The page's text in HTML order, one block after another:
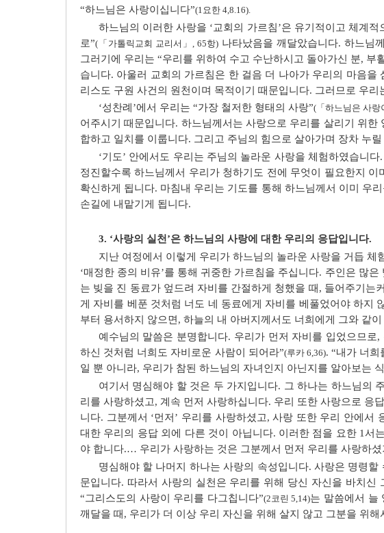
“하느님은 사랑이십니다”(1요한 4,8.16).
하느님의 이러한 사랑을 ‘교회의 가르침’은 유기적이고 체계
로”(「가톨릭교회 교리서」, 65항)나타났음을 깨달았습니다. 하느님
그러기에 우리는 “우리를 위하여 수고 수난하시고 돌아가신 분, 부
습니다. 아울러 교회의 가르침은 한 걸음 더 나아가 우리의 마음
리스도 구원 사건의 원천이며 목적이기 때문입니다. 그러므로 우
‘성찬례’에서 우리는 “가장 철저한 형태의 사랑”(「하느님은 사랑
어주시기 때문입니다. 하느님께서는 사랑으로 우리를 살리기 위
합하고 일치를 이룹니다. 그리고 주님의 힘으로 살아가며 장차 누
‘기도’ 안에서도 우리는 주님의 놀라운 사랑을 체험하였습니
정진할수록 하느님께서 우리가 청하기도 전에 무엇이 필요한지 이
확신하게 됩니다. 마침내 우리는 기도를 통해 하느님께서 이미 우
손길에 내맡기게 됩니다.
3. ‘사랑의 실천’은 하느님의 사랑에 대한 우리의 응답입니다.
지난 여정에서 이렇게 우리가 하느님의 놀라운 사랑을 거듭
‘매정한 종의 비유’를 통해 귀중한 가르침을 주십니다. 주인은 많
는 빚을 진 동료가 엎드려 자비를 간절하게 청했을 때, 들어주기는
게 자비를 베푼 것처럼 너도 네 동료에게 자비를 베풀었어야 하지
부터 용서하지 않으면, 하늘의 내 아버지께서도 너희에게 그와 같이
예수님의 말씀은 분명합니다. 우리가 먼저 자비를 입었으므
하신 것처럼 너희도 자비로운 사람이 되어라”(루카 6,36). “내가 너희
일 뿐 아니라, 우리가 참된 하느님의 자녀인지 아닌지를 알아보는
여기서 명심해야 할 것은 두 가지입니다. 그 하나는 하느님의
리를 사랑하셨고, 계속 먼저 사랑하십니다. 우리 또한 사랑으로
니다. 그분께서 ‘먼저’ 우리를 사랑하셨고, 사랑 또한 우리 안에서
대한 우리의 응답 외에 다른 것이 아닙니다. 이러한 점을 요한 1서
야 합니다.… 우리가 사랑하는 것은 그분께서 먼저 우리를 사랑하셨
명심해야 할 나머지 하나는 사랑의 속성입니다. 사랑은 명령
문입니다. 따라서 사랑의 실천은 우리를 위해 당신 자신을 바치
“그리스도의 사랑이 우리를 다그칩니다”(2코린 5,14)는 말씀에서 늘
깨달을 때, 우리가 더 이상 우리 자신을 위해 살지 않고 그분을 위